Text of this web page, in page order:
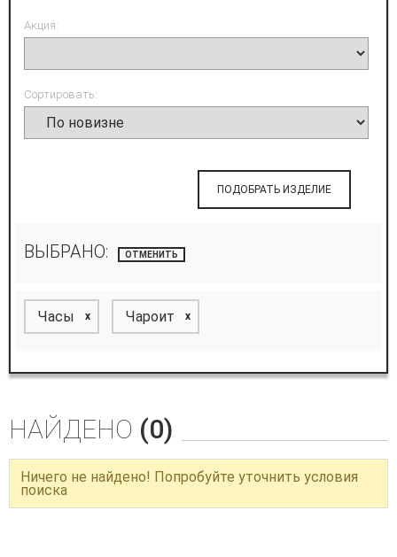
Акция:
Сортировать:
ПОДОБРАТЬ ИЗДЕЛИЕ
ВЫБРАНО: ОТМЕНИТЬ
Часы x Чароит x
НАЙДЕНО (0)
Ничего не найдено! Попробуйте уточнить условия
поиска